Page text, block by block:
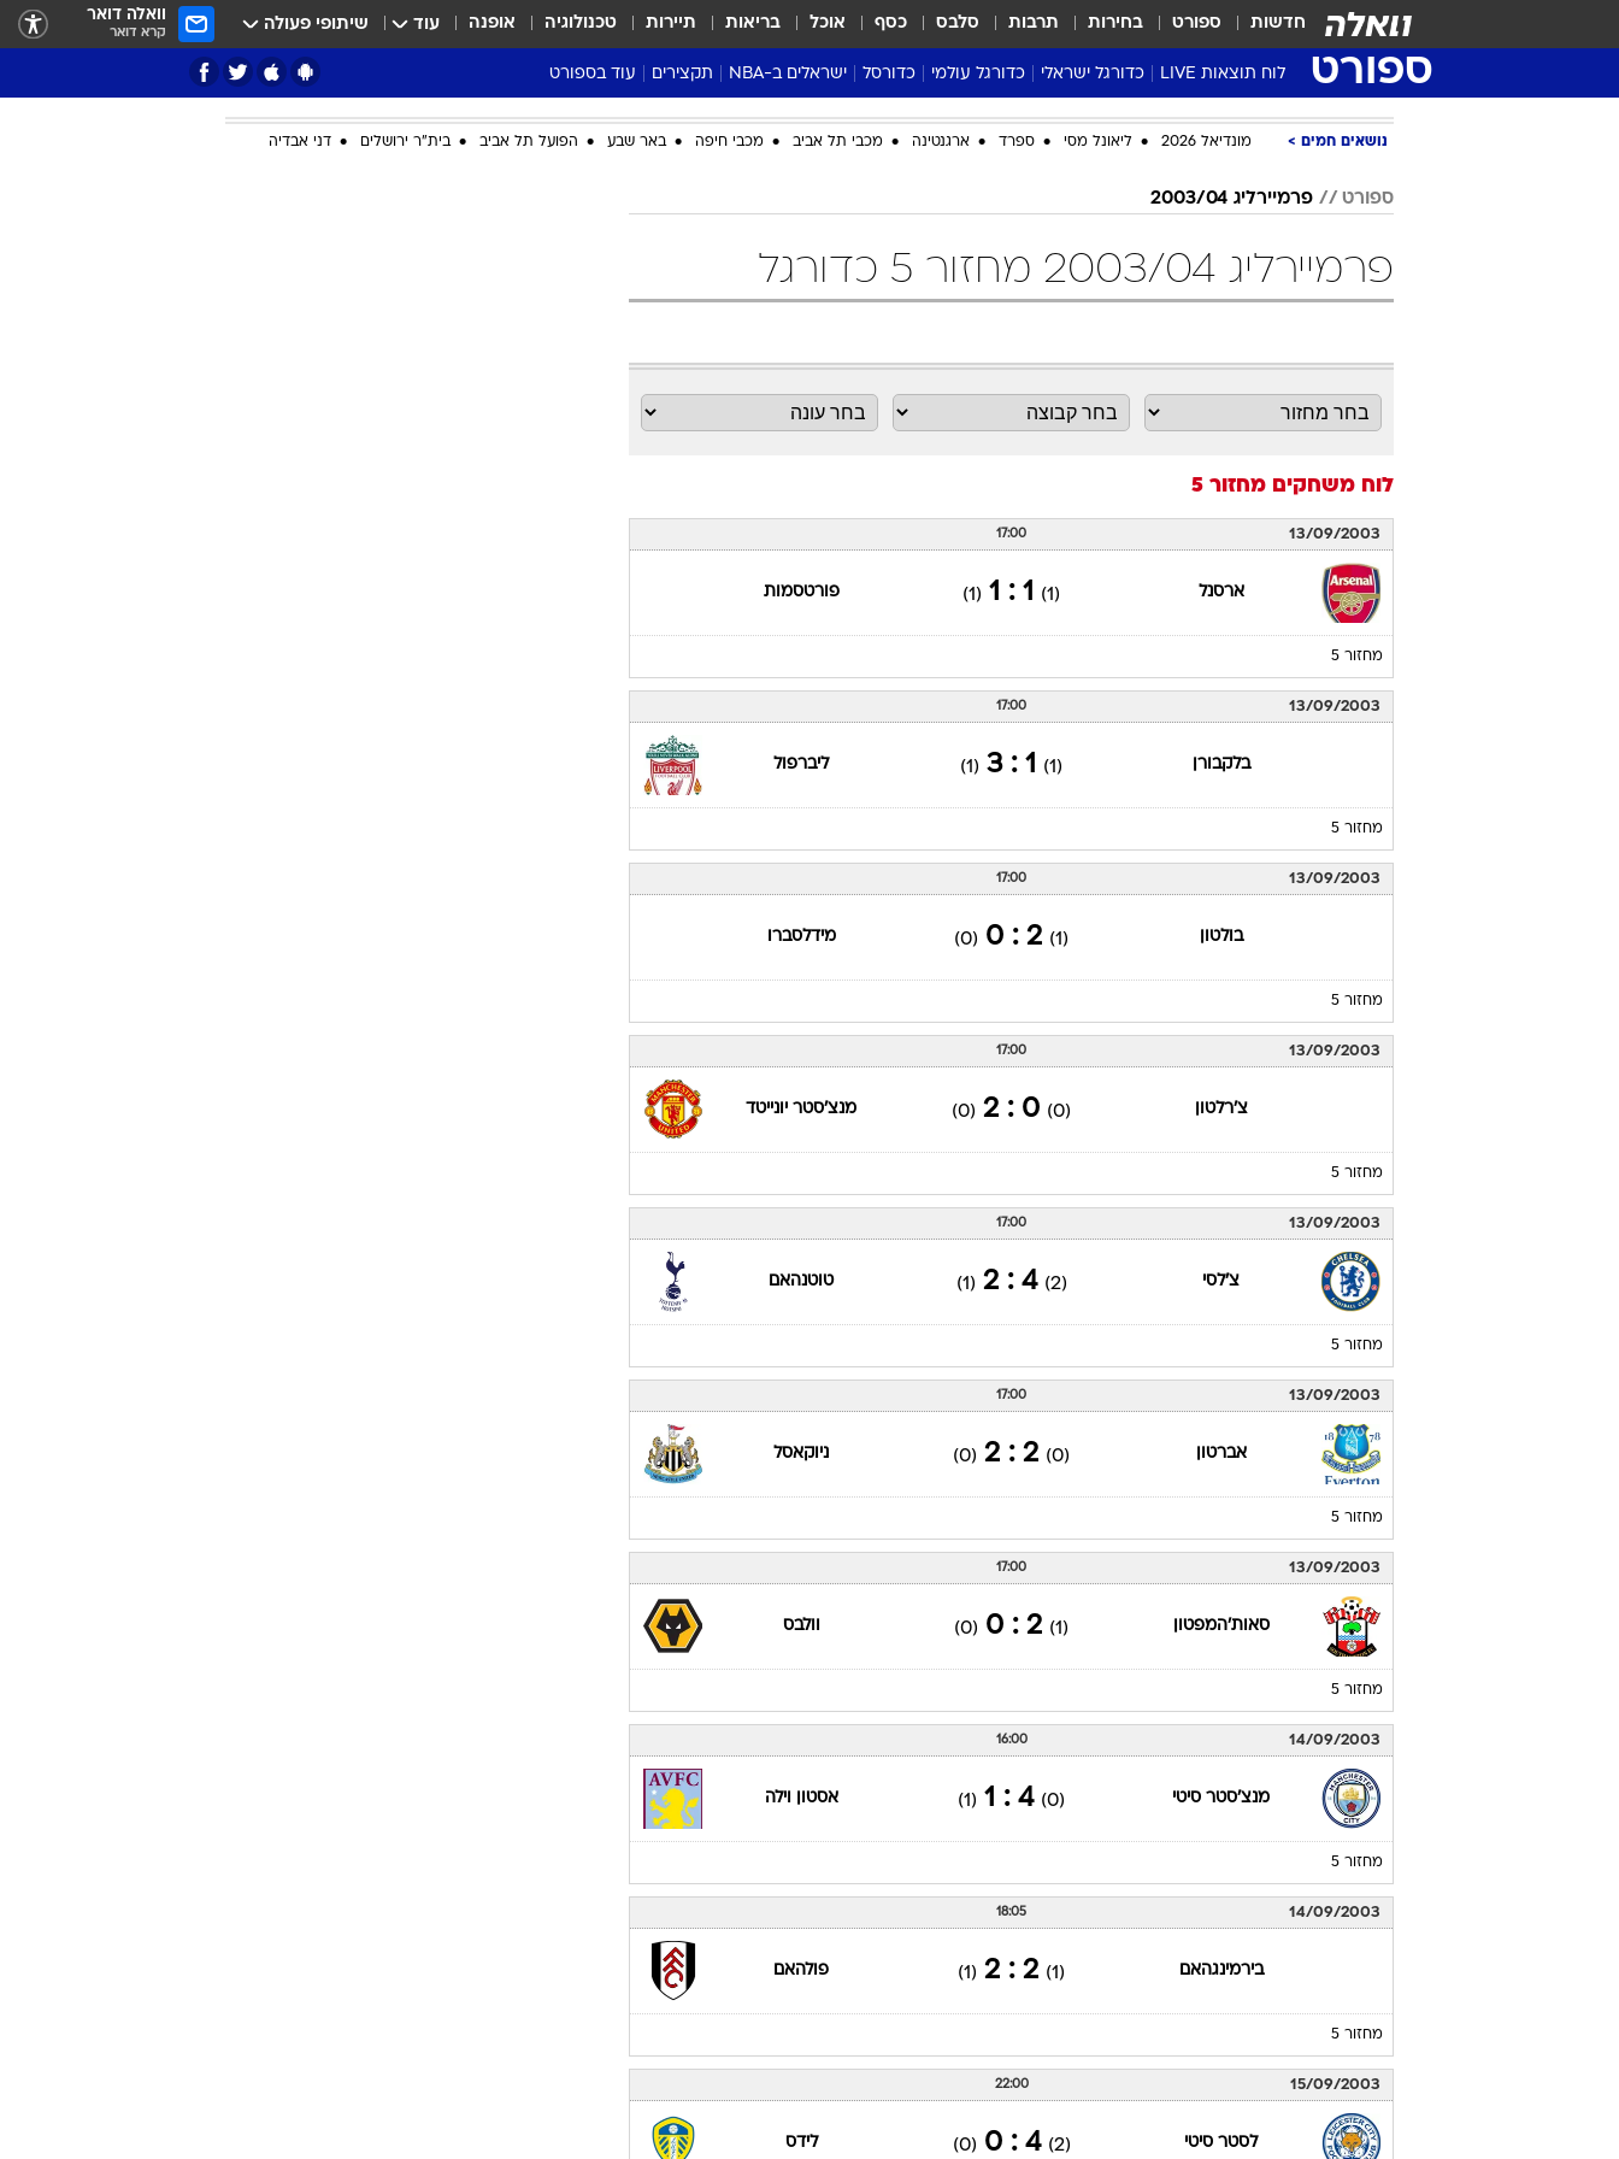
חדשות ספורט בחירות תרבות סלבס כסף אוכל בריאות תיירות טכנולוגיה אופנה עוד שיתופי פעולה וואלה דואר
קרא דואר
ספורט לוח תוצאות LIVE כדורגל ישראלי
ליגת העל Winner
שגרירים
נבחרות ישראל
ליגה א'
כדורגל עולמי
ליגה אנגלית
ליגה צרפתית
ליגת האלופות
דרום אמריקה
כדורסל
ליגת העל
נבחרות ישראל בכדורסל
כדורסל נשים
ישראלים ב-NBA
דני אבדיה
תקצירים עוד בספורט
מונדיאל 2026
NBA
אבא של שבת
סערה בממלכה
ענפים נוספים
כתבו לנו
נושאים חמים מונדיאל 2026 ליאונל מסי ספרד ארגנטינה מכבי תל אביב מכבי חיפה באר שבע הפועל תל אביב בית"ר ירושלים דני אבדיה
ספורט פרמיירליג 2003/04
פרמיירליג 2003/04 מחזור 5 כדורגל
לוח משחקים מחזור 5
13/09/2003
17:00
ארסנל (1)
1 : 1
(1) פורטסמות
מחזור 5
13/09/2003
17:00
בלקבורן (1)
1 : 3
(1) ליברפול
מחזור 5
13/09/2003
17:00
בולטון (1)
2 : 0
(0) מידלסברו
מחזור 5
13/09/2003
17:00
צ'רלטון (0)
0 : 2
(0) מנצ'סטר יונייטד
מחזור 5
13/09/2003
17:00
צ'לסי (2)
4 : 2
(1) טוטנהאם
מחזור 5
13/09/2003
17:00
אברטון (0)
2 : 2
(0) ניוקאסל
מחזור 5
13/09/2003
17:00
סאות'המפטון (1)
2 : 0
(0) וולבס
מחזור 5
14/09/2003
16:00
מנצ'סטר סיטי (0)
4 : 1
(1) אסטון וילה
מחזור 5
14/09/2003
18:05
בירמינגהאם (1)
2 : 2
(1) פולהאם
מחזור 5
15/09/2003
22:00
לסטר סיטי (2)
4 : 0
(0) לידס